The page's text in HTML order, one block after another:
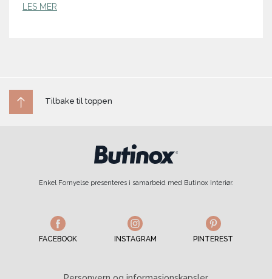
LES MER
Tilbake til toppen
Enkel Fornyelse presenteres i samarbeid med Butinox Interiør.
FACEBOOK INSTAGRAM PINTEREST